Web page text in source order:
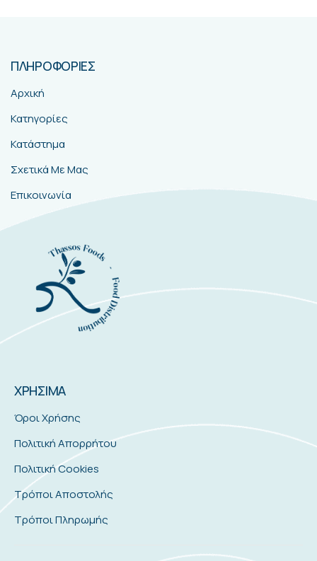
ΠΛΗΡΟΦΟΡΙΕΣ
Αρχική
Κατηγορίες
Κατάστημα
Σχετικά Με Μας
Επικοινωνία
ΧΡΗΣΙΜΑ
Όροι Χρήσης
Πολιτική Απορρήτου
Πολιτική Cookies
Τρόποι Αποστολής
Τρόποι Πληρωμής